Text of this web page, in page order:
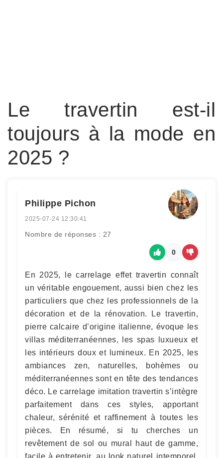
Le travertin est-il
toujours à la mode en
2025 ?
Philippe Pichon
2025-07-24 12:30:41
Nombre de réponses : 27
0
En 2025, le carrelage effet travertin connaît
un véritable engouement, aussi bien chez les
particuliers que chez les professionnels de la
décoration et de la rénovation. Le travertin,
pierre calcaire d’origine italienne, évoque les
villas méditerranéennes, les spas luxueux et
les intérieurs doux et lumineux. En 2025, les
ambiances zen, naturelles, bohèmes ou
méditerranéennes sont en tête des tendances
déco. Le carrelage imitation travertin s’intègre
parfaitement dans ces styles, apportant
chaleur, sérénité et raffinement à toutes les
pièces. En résumé, si tu cherches un
revêtement de sol ou mural haut de gamme,
facile à entretenir, au look naturel intemporel,